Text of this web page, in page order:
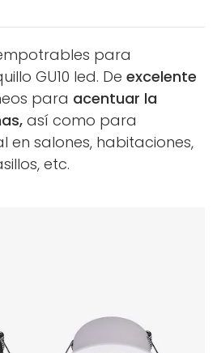
para
GU10 led. De excelente
para acentuar la
así como para
en salones, habitaciones,
etc.